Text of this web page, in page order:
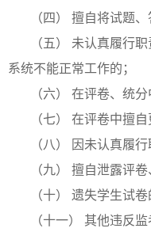
（四） 擅自将试题
（五） 未认真履行
系统不能正常工作的；
（六） 在评卷、统
（七） 在评卷中擅
（八） 因未认真履
（九） 擅自泄露评
（十） 遗失学生试
（十一） 其他违反